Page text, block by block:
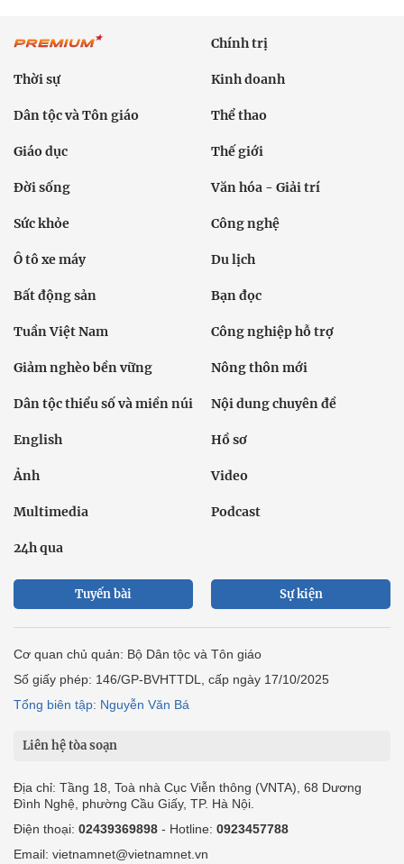
Chính trị
Thời sự Kinh doanh
Dân tộc và Tôn giáo Thể thao
Giáo dục Thế giới
Đời sống Văn hóa - Giải trí
Sức khỏe Công nghệ
Ô tô xe máy Du lịch
Bất động sản Bạn đọc
Tuần Việt Nam Công nghiệp hỗ trợ
Giảm nghèo bền vững Nông thôn mới
Dân tộc thiểu số và miền núi Nội dung chuyên đề
English Hồ sơ
Ảnh Video
Multimedia Podcast
24h qua
Tuyến bài Sự kiện
Cơ quan chủ quản: Bộ Dân tộc và Tôn giáo
Số giấy phép: 146/GP-BVHTTDL, cấp ngày 17/10/2025
Tổng biên tập: Nguyễn Văn Bá
Liên hệ tòa soạn
Địa chỉ: Tầng 18, Toà nhà Cục Viễn thông (VNTA), 68 Dương
Đình Nghệ, phường Cầu Giấy, TP. Hà Nội.
Điện thoại: 02439369898 - Hotline: 0923457788
Email: vietnamnet@vietnamnet.vn